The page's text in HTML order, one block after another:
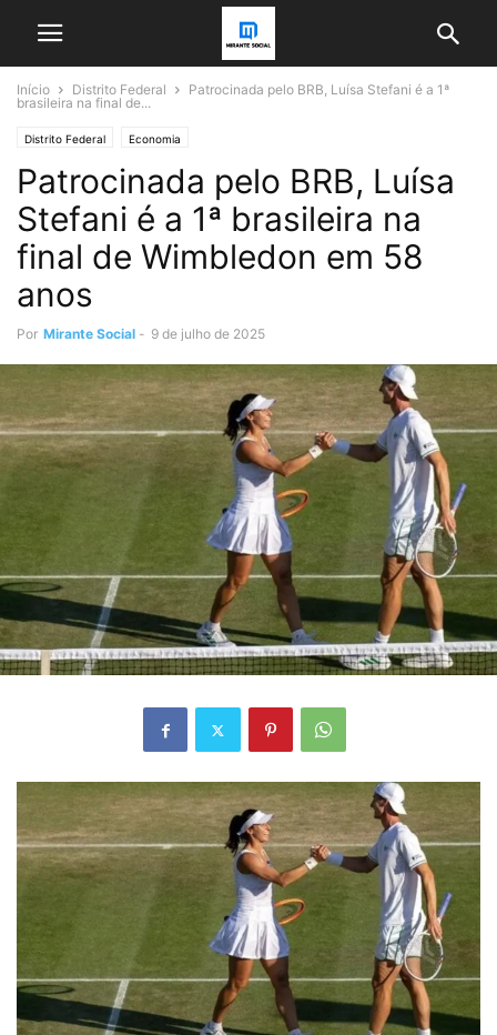
Início Distrito Federal
Patrocinada pelo BRB, Luísa Stefani é a 1ª
brasileira na final de...
Distrito Federal Economia
Patrocinada pelo BRB, Luísa
Stefani é a 1ª brasileira na
final de Wimbledon em 58
anos
Por Mirante Social - 9 de julho de 2025